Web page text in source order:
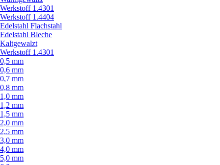
Werkstoff 1.4301
Werkstoff 1.4404
Edelstahl Flachstahl
Edelstahl Bleche
Kaltgewalzt
Werkstoff 1.4301
0,5 mm
0,6 mm
0,7 mm
0,8 mm
1,0 mm
1,2 mm
1,5 mm
2,0 mm
2,5 mm
3,0 mm
4,0 mm
5,0 mm